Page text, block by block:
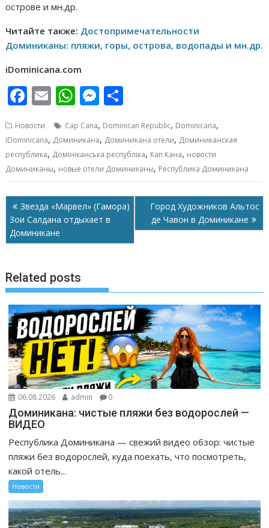
острове и мн.др.
Читайте также: Достопримечательности
Доминиканы: пляжи, горы, острова, водопады и мн.др.
iDominicana.com
F
e
b
o
o
k
E
ai
l
W
at
s
A
p
p
M
ss
e
n
g
er
п
р
а
в
и
ь
Новости Cap Cana, Dominican Republic, Dominicana,
iDominicana, Доминикана, Доминикана отели, Доминиканская
республика, Домініканська республіка, Кап Кана, новости
Доминиканы, новые отели Доминиканы, Республика Доминикана
Навигация
по
записям
Звезда «Марвел» (Гамора)
Зои Салдана отдыхает в
Доминикане
Город Художников Альтос
де Чавон в Доминикане
Related posts
06.08.2026 admin 0
Доминикана: чистые пляжи без водорослей —
ВИДЕО
Республика Доминикана — свежий видео обзор: чистые
пляжи без водорослей, куда поехать, что посмотреть,
какой отель...
Новости